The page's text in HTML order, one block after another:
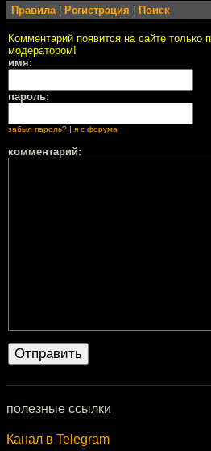
Правила| Регистрация Поиск
Комментарий появится на сайте только
модератором!
имя:
пароль:
забыл пароль? | я с форума
комментарий:
полезные ссылки
Канал в Telegram